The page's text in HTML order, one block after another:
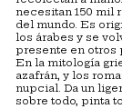
necesitan 150 mil
del mundo. Es
los árabes y se
presente en otros
En la mitología
azafrán, y los
nupcial. Da un
sobre todo, pinta